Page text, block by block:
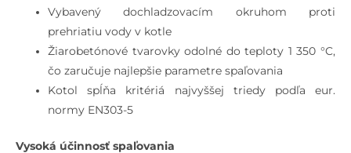
Vybavený dochladzovacím okruhom proti
prehriatiu vody v kotle
Žiarobetónové tvarovky odolné do teploty 1 350 °C,
čo zaručuje najlepšie parametre spaľovania
Kotol spĺňa kritériá najvyššej triedy podľa eur.
normy EN303-5
Vysoká účinnosť spaľovania